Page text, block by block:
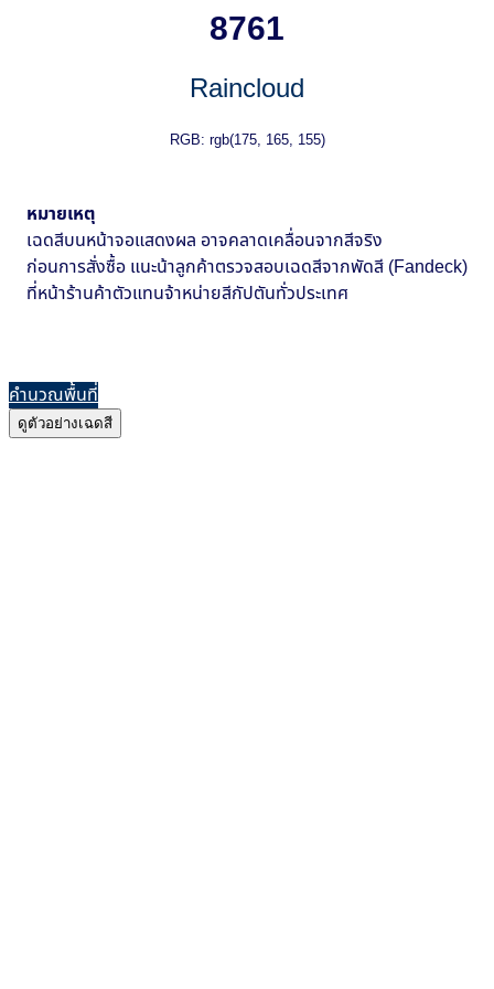
8761
Raincloud
RGB: rgb(175, 165, 155)
หมายเหตุ
เฉดสีบนหน้าจอแสดงผล อาจคลาดเคลื่อนจากสีจริง
ก่อนการสั่งซื้อ แนะน้าลูกค้าตรวจสอบเฉดสีจากพัดสี (Fandeck)
ที่หน้าร้านค้าตัวแทนจ้าหน่ายสีกัปตันทั่วประเทศ
คำนวณพื้นที่
ดูตัวอย่างเฉดสี